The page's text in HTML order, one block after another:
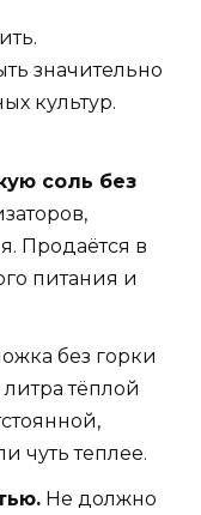
значительно
культур.
соль без
Продаётся в
питания и
без горки
тёплой
чуть теплее.
Не должно